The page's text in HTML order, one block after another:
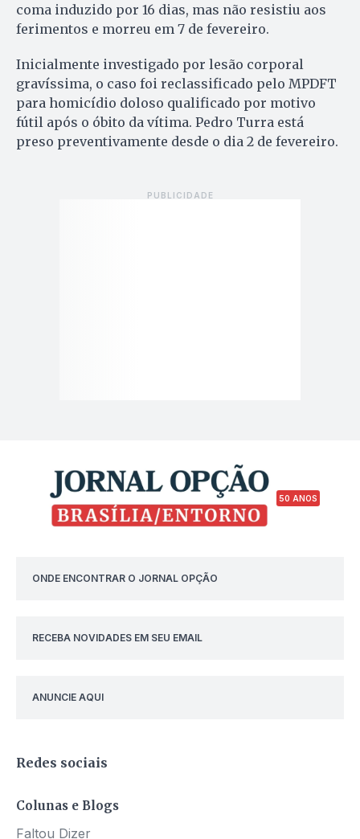
coma induzido por 16 dias, mas não resistiu aos
ferimentos e morreu em 7 de fevereiro.
Inicialmente investigado por lesão corporal
gravíssima, o caso foi reclassificado pelo MPDFT
para homicídio doloso qualificado por motivo
fútil após o óbito da vítima. Pedro Turra está
preso preventivamente desde o dia 2 de fevereiro.
50 ANOS
ONDE ENCONTRAR O JORNAL OPÇÃO
RECEBA NOVIDADES EM SEU EMAIL
ANUNCIE AQUI
Redes sociais
Colunas e Blogs
Faltou Dizer